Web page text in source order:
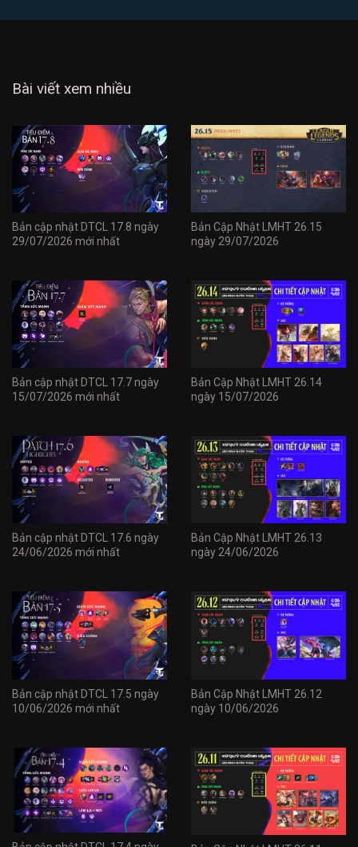
Bài viết xem nhiều
Bản cập nhật DTCL 17.8 ngày
29/07/2026 mới nhất
Bản Cập Nhật LMHT 26.15
ngày 29/07/2026
Bản cập nhật DTCL 17.7 ngày
15/07/2026 mới nhất
Bản Cập Nhật LMHT 26.14
ngày 15/07/2026
Bản cập nhật DTCL 17.6 ngày
24/06/2026 mới nhất
Bản Cập Nhật LMHT 26.13
ngày 24/06/2026
Bản cập nhật DTCL 17.5 ngày
10/06/2026 mới nhất
Bản Cập Nhật LMHT 26.12
ngày 10/06/2026